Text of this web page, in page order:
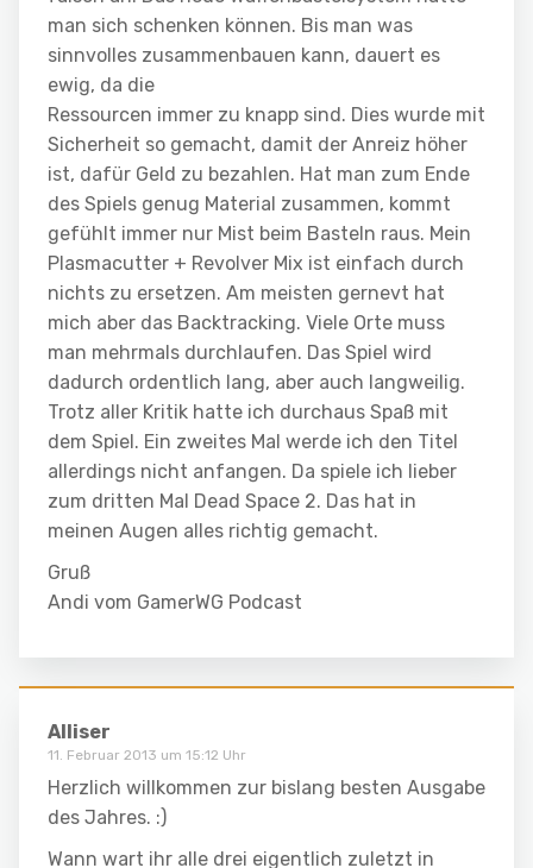
man sich schenken können. Bis man was
sinnvolles zusammenbauen kann, dauert es
ewig, da die
Ressourcen immer zu knapp sind. Dies wurde mit
Sicherheit so gemacht, damit der Anreiz höher
ist, dafür Geld zu bezahlen. Hat man zum Ende
des Spiels genug Material zusammen, kommt
gefühlt immer nur Mist beim Basteln raus. Mein
Plasmacutter + Revolver Mix ist einfach durch
nichts zu ersetzen. Am meisten gernevt hat
mich aber das Backtracking. Viele Orte muss
man mehrmals durchlaufen. Das Spiel wird
dadurch ordentlich lang, aber auch langweilig.
Trotz aller Kritik hatte ich durchaus Spaß mit
dem Spiel. Ein zweites Mal werde ich den Titel
allerdings nicht anfangen. Da spiele ich lieber
zum dritten Mal Dead Space 2. Das hat in
meinen Augen alles richtig gemacht.
Gruß
Andi vom GamerWG Podcast
Alliser
11. Februar 2013 um 15:12 Uhr
Herzlich willkommen zur bislang besten Ausgabe
des Jahres. :)
Wann wart ihr alle drei eigentlich zuletzt in